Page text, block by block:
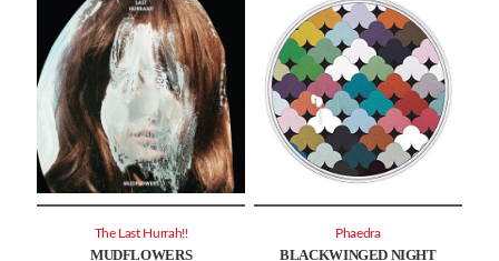
MUDFLOWERS
The Last Hurrah!!
BLACKWINGED NIGHT
Phaedra